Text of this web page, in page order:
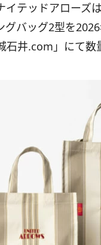
テッドアローズ
バッグ2型を
井.com」にて数